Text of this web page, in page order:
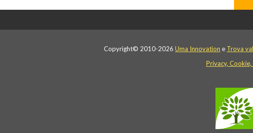
Copyright© 2010-2026 Uma Innovation e Trova
Privacy,